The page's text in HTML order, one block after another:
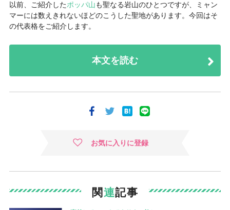
以前、ご紹介したポッパ山も聖なる岩山のひとつですが、ミャン
マーには数えきれないほどのこうした聖地があります。今回はそ
の代表格をご紹介します。
本文を読む
お気に入りに登録
関連記事